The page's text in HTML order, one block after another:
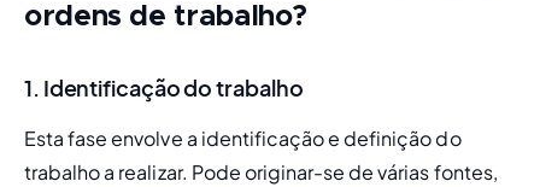
ordens de trabalho?
1. Identificação do trabalho
Esta fase envolve a identificação e definição do
trabalho a realizar. Pode originar-se de várias fontes,